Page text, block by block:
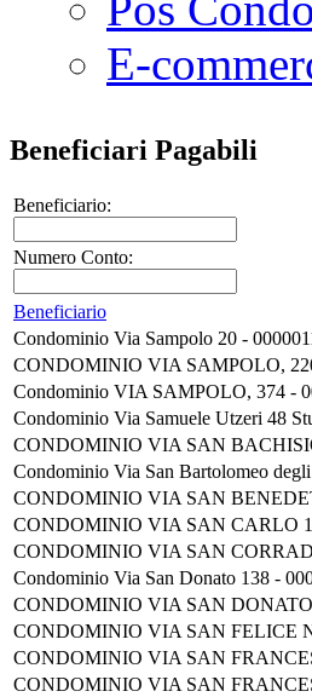
E-
Beneficiari Pagabili
Beneficiario:
Numero Conto:
Beneficiario
Condominio Via Sampolo 20 -
CONDOMINIO VIA SAMPOLO,
Condominio VIA SAMPOLO, 374 -
Condominio Via Samuele Utzeri 48
CONDOMINIO VIA SAN
Condominio Via San Bartolomeo
CONDOMINIO VIA SAN
CONDOMINIO VIA SAN CARLO
CONDOMINIO VIA SAN
Condominio Via San Donato 138 -
CONDOMINIO VIA SAN
CONDOMINIO VIA SAN FELICE
CONDOMINIO VIA SAN
CONDOMINIO VIA SAN